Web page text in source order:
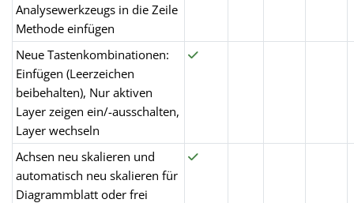
Analysewerkzeugs in die Zeile
Methode einfügen
Neue Tastenkombinationen:
Einfügen (Leerzeichen
beibehalten), Nur aktiven
Layer zeigen ein/-ausschalten,
Layer wechseln
Achsen neu skalieren und
automatisch neu skalieren für
Diagrammblatt oder frei